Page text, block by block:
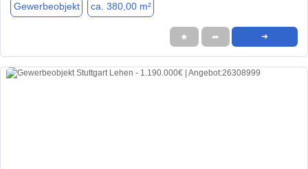
Gewerbeobjekt ca. 380,00 m²
★ ➦ ➜